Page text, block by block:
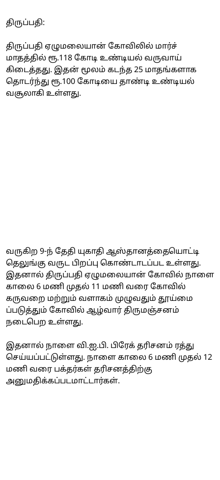
திருப்பதி:
திருப்பதி ஏழுமலையான் கோவிலில் மார்ச்
மாதத்தில் ரூ.118 கோடி உண்டியல் வருவாய்
கிடைத்தது. இதன் மூலம் கடந்த 25 மாதங்களாக
தொடர்ந்து ரூ.100 கோடியை தாண்டி உண்டியல்
வசூலாகி உள்ளது.
வருகிற 9-ந் தேதி யுகாதி ஆஸ்தானத்தையொட்டி
தெலுங்கு வருட பிறப்பு கொண்டாடப்பட உள்ளது.
இதனால் திருப்பதி ஏழுமலையான் கோவில் நாளை
காலை 6 மணி முதல் 11 மணி வரை கோவில்
கருவறை மற்றும் வளாகம் முழுவதும் தூய்மை
ப்படுத்தும் கோவில் ஆழ்வார் திருமஞ்சனம்
நடைபெற உள்ளது.
இதனால் நாளை வி.ஐ.பி. பிரேக் தரிசனம் ரத்து
செய்யப்பட்டுள்ளது. நாளை காலை 6 மணி முதல் 12
மணி வரை பக்தர்கள் தரிசனத்திற்கு
அனுமதிக்கப்படமாட்டார்கள்.